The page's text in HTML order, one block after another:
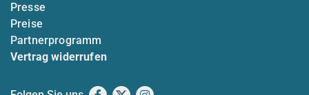
Presse
Preise
Partnerprogramm
Vertrag widerrufen